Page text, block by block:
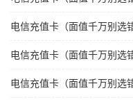
电信充值卡（面值千万别选
电信充值卡（面值千万别选
电信充值卡（面值千万别选